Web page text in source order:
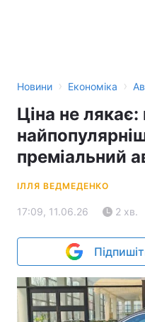
Новини › Економіка ›
Ціна не лякає:
преміальний
ІЛЛЯ ВЕДМЕДЕНКО
17:09, 11.06.26 2 хв.